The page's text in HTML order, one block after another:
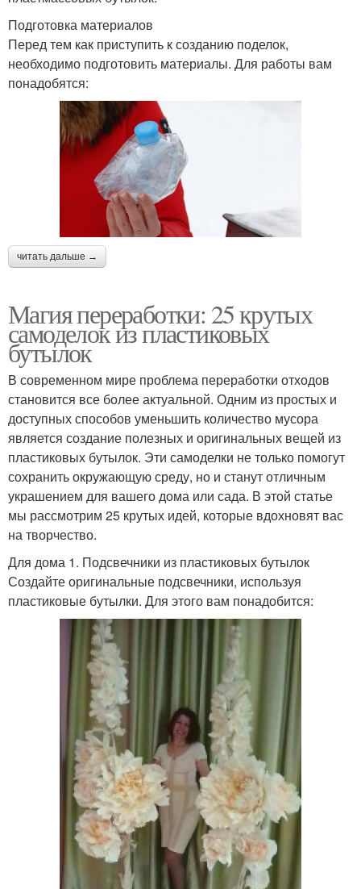
Подготовка материалов
Перед тем как приступить к созданию поделок,
необходимо подготовить материалы. Для работы вам
понадобятся:
читать дальше →
Магия переработки: 25 крутых
самоделок из пластиковых
бутылок
В современном мире проблема переработки отходов
становится все более актуальной. Одним из простых и
доступных способов уменьшить количество мусора
является создание полезных и оригинальных вещей из
пластиковых бутылок. Эти самоделки не только помогут
сохранить окружающую среду, но и станут отличным
украшением для вашего дома или сада. В этой статье
мы рассмотрим 25 крутых идей, которые вдохновят вас
на творчество.
Для дома 1. Подсвечники из пластиковых бутылок
Создайте оригинальные подсвечники, используя
пластиковые бутылки. Для этого вам понадобится: